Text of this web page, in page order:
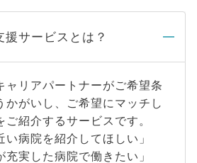
援サービスとは？
ャリアパートナーがご希望条
かがいし、ご希望にマッチし
ご紹介するサービスです。
い病院を紹介してほしい」
充実した病院で働きたい」